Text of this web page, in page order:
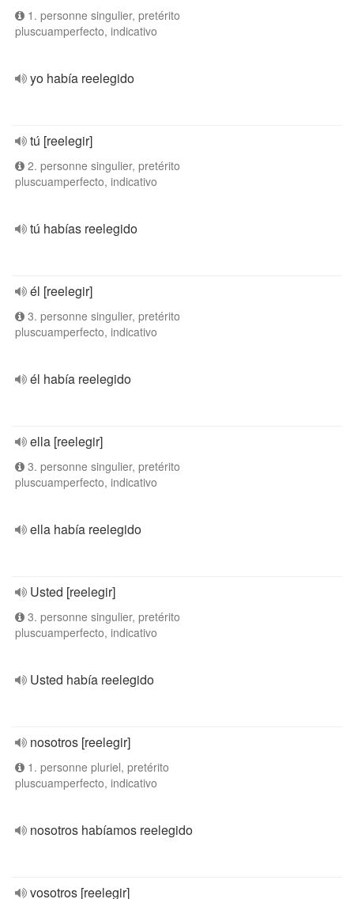
1. personne singulier, pretérito
pluscuamperfecto, indicativo
yo había reelegido
tú [reelegir]
2. personne singulier, pretérito
pluscuamperfecto, indicativo
tú habías reelegido
él [reelegir]
3. personne singulier, pretérito
pluscuamperfecto, indicativo
él había reelegido
ella [reelegir]
3. personne singulier, pretérito
pluscuamperfecto, indicativo
ella había reelegido
Usted [reelegir]
3. personne singulier, pretérito
pluscuamperfecto, indicativo
Usted había reelegido
nosotros [reelegir]
1. personne pluriel, pretérito
pluscuamperfecto, indicativo
nosotros habíamos reelegido
vosotros [reelegir]